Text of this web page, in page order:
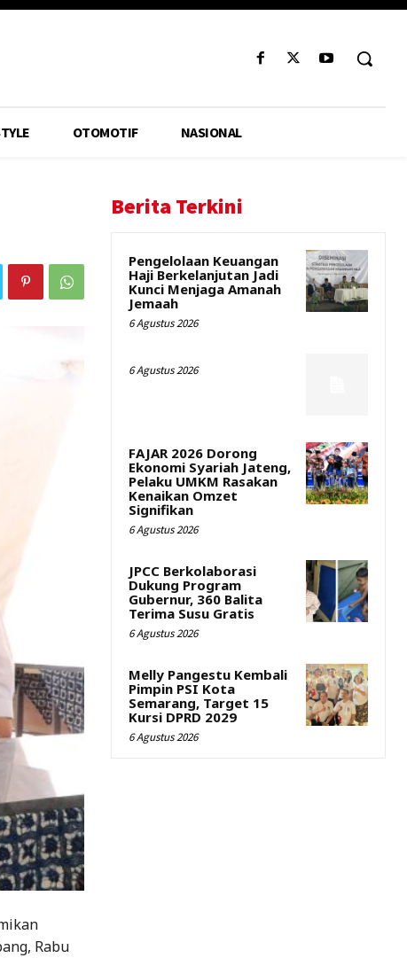
OTOMOTIF NASIONAL
Rabu
Berita Terkini
Pengelolaan Keuangan
Haji Berkelanjutan Jadi
Kunci Menjaga Amanah
Jemaah
6 Agustus 2026
6 Agustus 2026
FAJAR 2026 Dorong
Ekonomi Syariah Jateng,
Pelaku UMKM Rasakan
Kenaikan Omzet
Signifikan
6 Agustus 2026
JPCC Berkolaborasi
Dukung Program
Gubernur, 360 Balita
Terima Susu Gratis
6 Agustus 2026
Melly Pangestu Kembali
Pimpin PSI Kota
Semarang, Target 15
Kursi DPRD 2029
6 Agustus 2026